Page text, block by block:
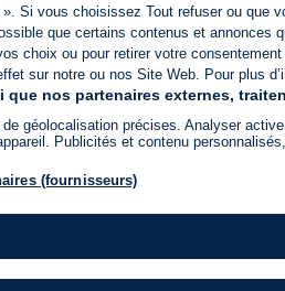
». Si vous choisissez Tout refuser ou
que certains contenus et annonces
choix ou pour retirer votre
sur notre ou nos Site Web. Pour plus
que nos partenaires externes,
géolocalisation précises. Analyser
Publicités et contenu
(fournisseurs)